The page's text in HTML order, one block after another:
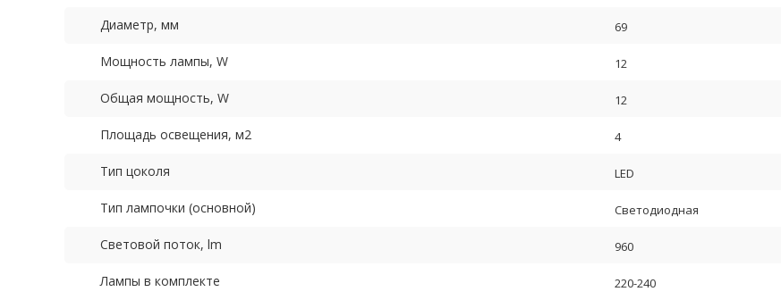
Диаметр, мм 69
Мощность лампы, W 12
Общая мощность, W 12
Площадь освещения, м2 4
Тип цоколя LED
Тип лампочки (основной) Светодиодная
Световой поток, lm 960
Лампы в комплекте 220-240